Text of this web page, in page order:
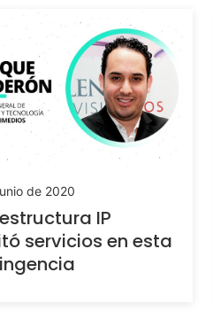
de 2020
IP
servicios en esta